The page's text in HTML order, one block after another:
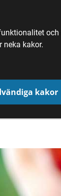
neka kakor.
kakor